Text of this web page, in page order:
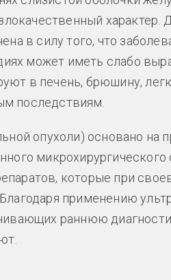
характер.
в силу того, что
может иметь слабо
в печень, брюшину,
последствиям.
опухоли) основано на
микрохирургического
которые при
применению
раннюю